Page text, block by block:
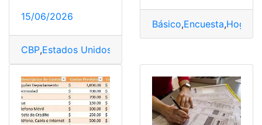
15/06/2026
CBP,Estados Unidos
Básico,Encuesta,